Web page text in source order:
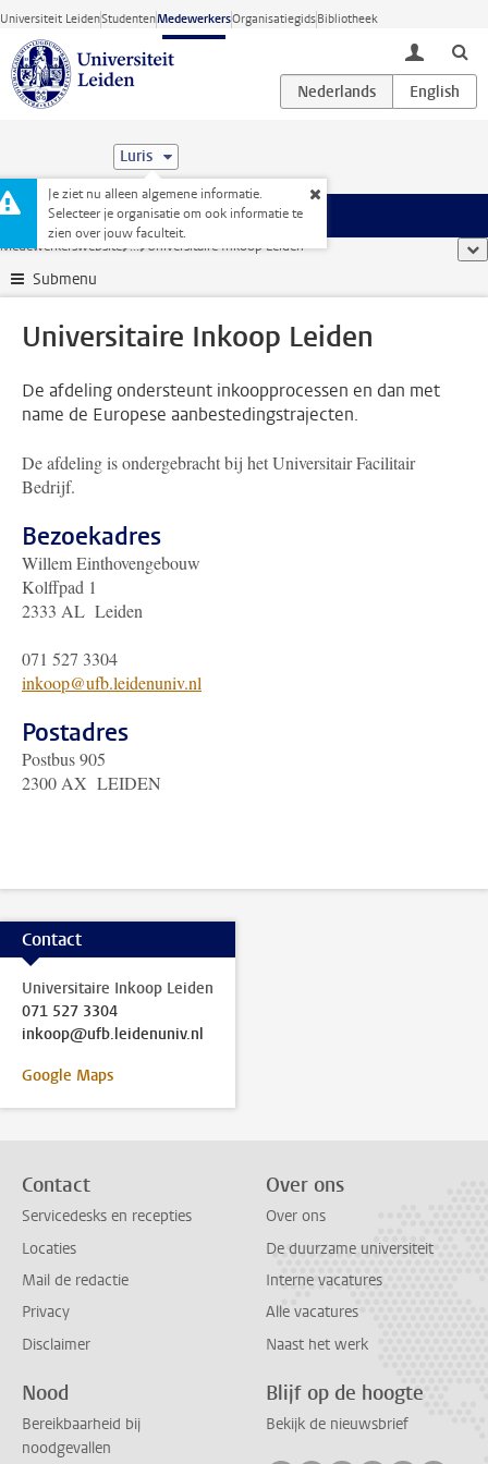
Ga direct naar de inhoud
Universiteit LeidenStudentenMedewerkersOrganisatiegidsBibliotheek
toggle
Luris
Je ziet nu alleen algemene informatie.
Selecteer je organisatie om ook informatie te
zien over jouw faculteit.
Menu
Medewerkerswebsite ... Universitaire Inkoop Leiden
Submenu
Universitaire Inkoop Leiden
De afdeling ondersteunt inkoopprocessen en dan met
name de Europese aanbestedingstrajecten.
De afdeling is ondergebracht bij het Universitair Facilitair
Bedrijf.
Bezoekadres
Willem Einthovengebouw
Kolffpad 1
2333 AL Leiden
071 527 3304
inkoop@ufb.leidenuniv.nl
Postadres
Postbus 905
2300 AX LEIDEN
Contact
Universitaire Inkoop Leiden
071 527 3304
inkoop@ufb.leidenuniv.nl
Google Maps
Contact
Servicedesks en recepties
Locaties
Mail de redactie
Privacy
Disclaimer
Over ons
Over ons
De duurzame universiteit
Interne vacatures
Alle vacatures
Naast het werk
Nood
Bereikbaarheid bij
noodgevallen
Blijf op de hoogte
Bekijk de nieuwsbrief